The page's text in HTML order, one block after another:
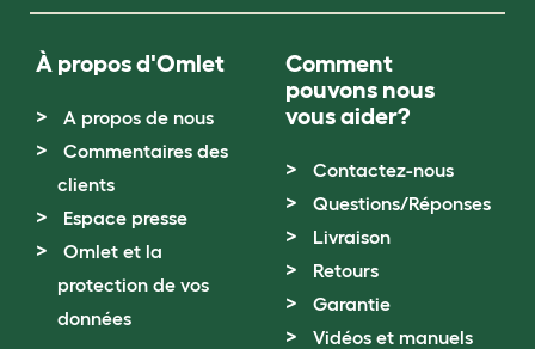
À propos d'Omlet
A propos de nous
Commentaires des
clients
Espace presse
Omlet et la
protection de vos
données
Comment
pouvons nous
vous aider?
Contactez-nous
Questions/Réponses
Livraison
Retours
Garantie
Vidéos et manuels